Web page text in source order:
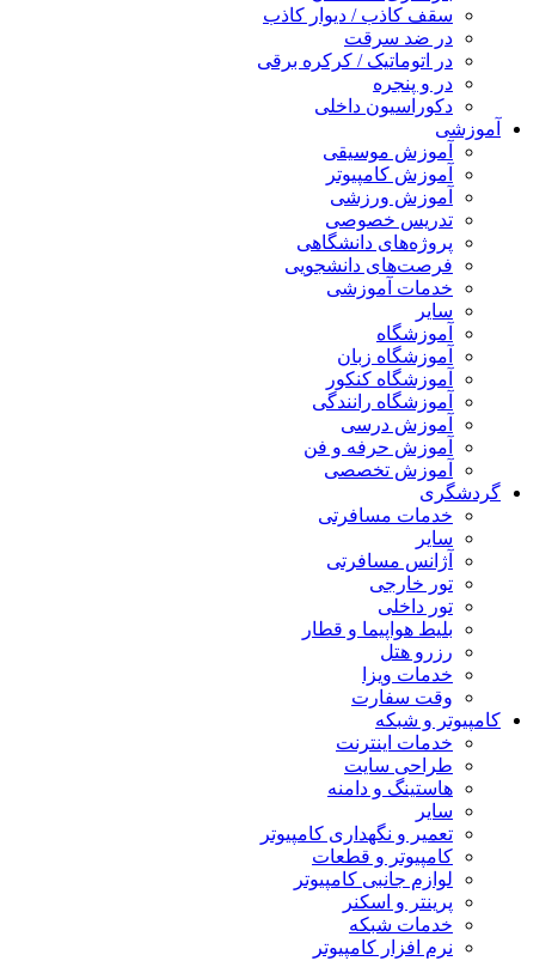
سقف کاذب / دیوار کاذب
در ضد سرقت
در اتوماتیک / کرکره برقی
در و پنجره
دکوراسیون داخلی
آموزشی
آموزش موسیقی
آموزش کامپیوتر
آموزش ورزشی
تدریس خصوصی
پروژه‌های دانشگاهی
فرصت‌های دانشجویی
خدمات آموزشی
سایر
آموزشگاه
آموزشگاه زبان
آموزشگاه کنکور
آموزشگاه رانندگی
آموزش درسی
آموزش حرفه و فن
آموزش تخصصی
گردشگری
خدمات مسافرتی
سایر
آژانس مسافرتی
تور خارجی
تور داخلی
بلیط هواپیما و قطار
رزرو هتل
خدمات ویزا
وقت سفارت
کامپیوتر و شبکه
خدمات اینترنت
طراحی سایت
هاستینگ و دامنه
سایر
تعمیر و نگهداری کامپیوتر
کامپیوتر و قطعات
لوازم جانبی کامپیوتر
پرینتر و اسکنر
خدمات شبکه
نرم افزار کامپیوتر